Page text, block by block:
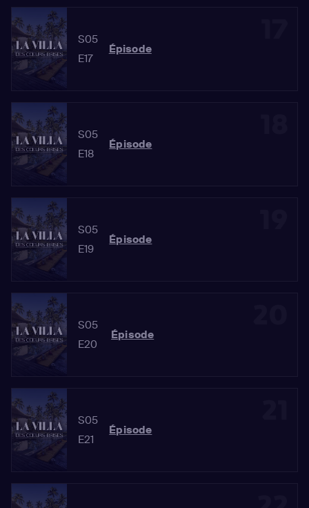
S05
E17
Épisode
S05
E18
Épisode
S05
E19
Épisode
S05
E20
Épisode
S05
E21
Épisode